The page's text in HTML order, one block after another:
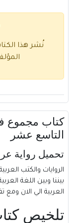
نُشر هذا
التاسع عشر
تحميل رواية
الروايات والكتب
بيننا وبين اللغة
العربية الي الان ومع
تلخيص